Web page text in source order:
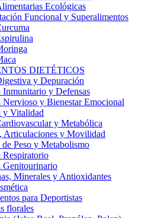
Ecológicas
Funcional y Superalimentos
DIETÉTICOS
y Depuración
Inmunitario y Defensas
Nervioso y Bienestar Emocional
y Vitalidad
y Metabólica
Articulaciones y Movilidad
Peso y Metabolismo
Respiratorio
Genitourinario
Minerales y Antioxidantes
para Deportistas
florales